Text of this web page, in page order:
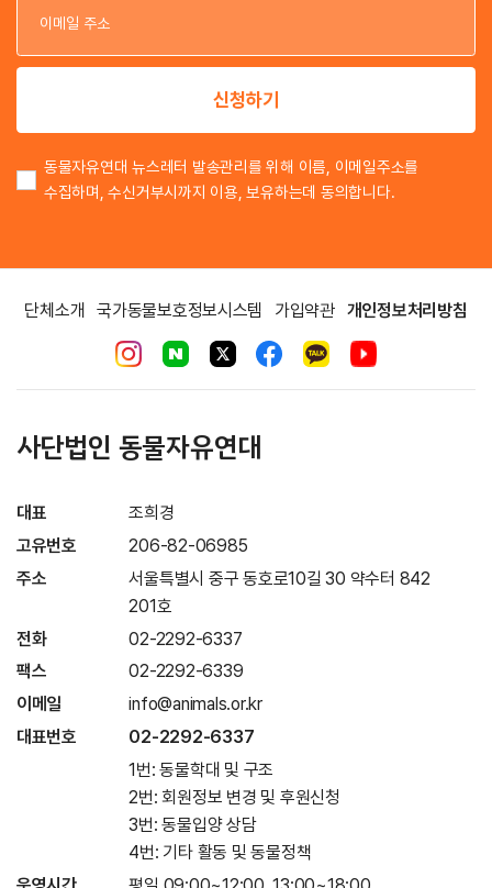
이
신청하기
동물자유연대 뉴스레터 발송관리를 위해 이름, 이메일주소를
수집하며, 수신거부시까지 이용, 보유하는데 동의합니다.
단체소개 국가동물보호정보시스템 가입약관 개인정보처리방침
사단법인 동물자유연대
대표
조희경
고유번호
206-82-06985
주소
서울특별시 중구 동호로10길 30 약수터 842
201호
전화
02-2292-6337
팩스
02-2292-6339
이메일
info@animals.or.kr
대표번호
02-2292-6337
1번: 동물학대 및 구조
2번: 회원정보 변경 및 후원신청
3번: 동물입양 상담
4번: 기타 활동 및 동물정책